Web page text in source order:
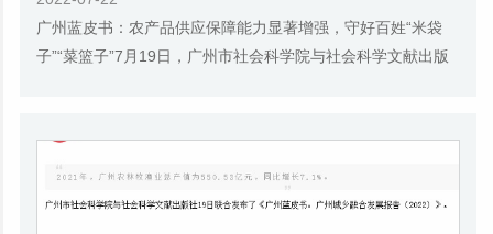
广州蓝皮书：农产品供应保障能力显著增强，守好百姓“米袋
子”“菜篮子”7月19日，广州市社会科学院与社会科学文献出版